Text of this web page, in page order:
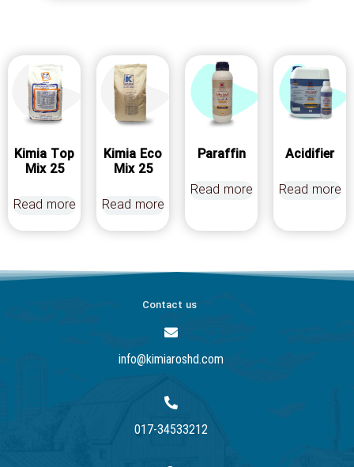
Kimia Top
Mix 25
Read more
Kimia Eco
Mix 25
Read more
Paraffin
Read more
Acidifier
Read more
Contact us
info@kimiaroshd.com
017-34533212